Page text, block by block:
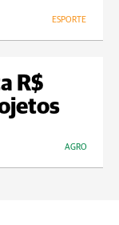
ESPORTE
R$
AGRO